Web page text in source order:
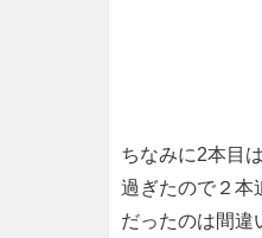
ちなみに2本目
過ぎたので２本
だったのは間違